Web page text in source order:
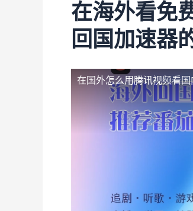
在海外看免
回国加速器
在国外怎么用腾讯视频看国